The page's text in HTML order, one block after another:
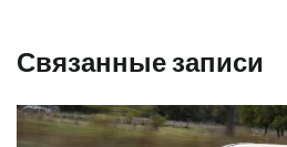
Связанные записи